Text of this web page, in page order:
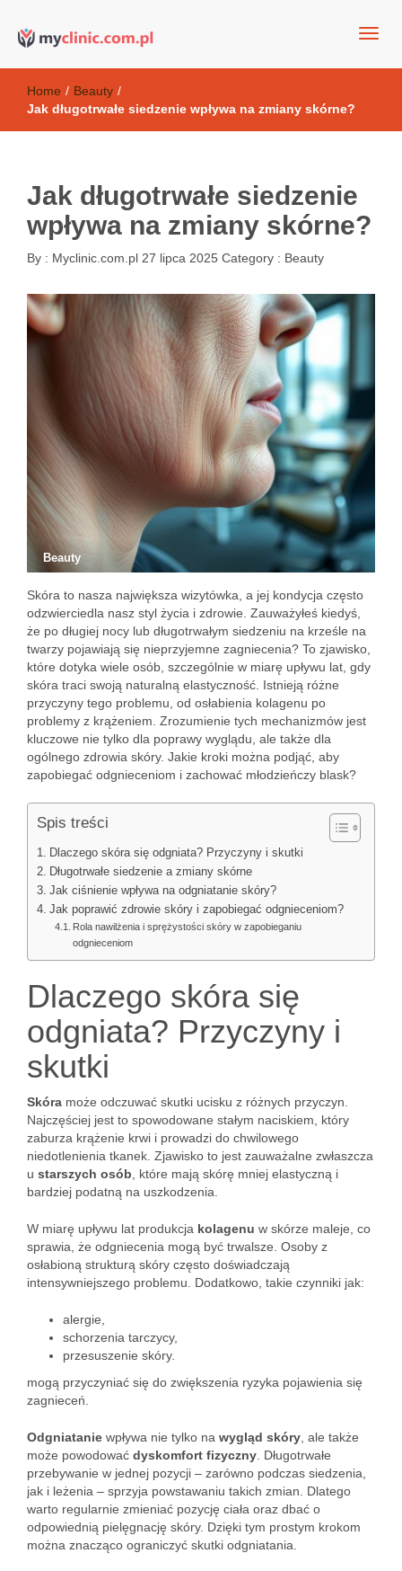
Kosmetyki antyoksydacyjne
Home / Beauty /
Jak długotrwałe siedzenie wpływa na zmiany skórne?
Jak długotrwałe siedzenie
wpływa na zmiany skórne?
By : Myclinic.com.pl 27 lipca 2025 Category : Beauty
Beauty
Skóra to nasza największa wizytówka, a jej kondycja często
odzwierciedla nasz styl życia i zdrowie. Zauważyłeś kiedyś,
że po długiej nocy lub długotrwałym siedzeniu na krześle na
twarzy pojawiają się nieprzyjemne zagniecenia? To zjawisko,
które dotyka wiele osób, szczególnie w miarę upływu lat, gdy
skóra traci swoją naturalną elastyczność. Istnieją różne
przyczyny tego problemu, od osłabienia kolagenu po
problemy z krążeniem. Zrozumienie tych mechanizmów jest
kluczowe nie tylko dla poprawy wyglądu, ale także dla
ogólnego zdrowia skóry. Jakie kroki można podjąć, aby
zapobiegać odgnieceniom i zachować młodzieńczy blask?
Spis treści
Dlaczego skóra się odgniata? Przyczyny i skutki
Długotrwałe siedzenie a zmiany skórne
Jak ciśnienie wpływa na odgniatanie skóry?
Jak poprawić zdrowie skóry i zapobiegać odgnieceniom?
Rola nawilżenia i sprężystości skóry w zapobieganiu
odgnieceniom
Dlaczego skóra się
odgniata? Przyczyny i
skutki
Skóra może odczuwać skutki ucisku z różnych przyczyn.
Najczęściej jest to spowodowane stałym naciskiem, który
zaburza krążenie krwi i prowadzi do chwilowego
niedotlenienia tkanek. Zjawisko to jest zauważalne zwłaszcza
u starszych osób , które mają skórę mniej elastyczną i
bardziej podatną na uszkodzenia.
W miarę upływu lat produkcja kolagenu w skórze maleje, co
sprawia, że odgniecenia mogą być trwalsze. Osoby z
osłabioną strukturą skóry często doświadczają
intensywniejszego problemu. Dodatkowo, takie czynniki jak:
alergie,
schorzenia tarczycy,
przesuszenie skóry.
mogą przyczyniać się do zwiększenia ryzyka pojawienia się
zagnieceń.
Odgniatanie wpływa nie tylko na wygląd skóry , ale także
może powodować dyskomfort fizyczny . Długotrwałe
przebywanie w jednej pozycji – zarówno podczas siedzenia,
jak i leżenia – sprzyja powstawaniu takich zmian. Dlatego
warto regularnie zmieniać pozycję ciała oraz dbać o
odpowiednią pielęgnację skóry. Dzięki tym prostym krokom
można znacząco ograniczyć skutki odgniatania.